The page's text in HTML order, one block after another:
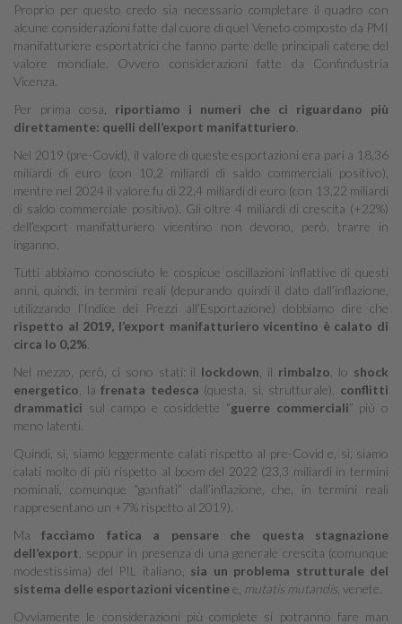
Proprio per questo credo sia necessario completare il quadro con
alcune considerazioni fatte dal cuore di quel Veneto composto da PMI
manifatturiere esportatrici che fanno parte delle principali catene del
valore mondiale. Ovvero considerazioni fatte da Confindustria
Vicenza.
Per prima cosa, riportiamo i numeri che ci riguardano più
direttamente: quelli dell’export manifatturiero
Nel 2019 (pre-Covid), il valore di queste esportazioni era pari a 18,36
miliardi di euro (con 10,2 miliardi di saldo commerciali positivo),
mentre nel 2024 il valore fu di 22,4 miliardi di euro (con 13,22 miliardi
di saldo commerciale positivo). Gli oltre 4 miliardi di crescita (+22%)
dell’export manifatturiero vicentino non devono, però, trarre in
inganno.
Tutti abbiamo conosciuto le cospicue oscillazioni inflattive di questi
anni, quindi, in termini reali (depurando quindi il dato dall’inflazione,
utilizzando l’Indice dei Prezzi all’Esportazione) dobbiamo dire che
rispetto al 2019, l’export manifatturiero vicentino è calato di
circa lo 0,2%
Nel mezzo, però, ci sono stati: il lockdown , il rimbalzo , lo shock
energetico , lafrenata tedesca (questa, sì, strutturale), conflitti
drammatici sul campo e cosiddette “guerre commerciali” più o
meno latenti.
Quindi, sì, siamo leggermente calati rispetto al pre-Covid e, sì, siamo
calati molto di più rispetto al boom del 2022 (23,3 miliardi in termini
nominali, comunque “gonfiati” dall’inflazione, che, in termini reali
rappresentano un +7% rispetto al 2019).
Mafacciamo fatica a pensare che questa stagnazione
dell’export , seppur in presenza di una generale crescita (comunque
modestissima) del PIL italiano, sia un problema strutturale del
sistema delle esportazioni vicentinee, mutatis mutandis , venete.
Ovviamente le considerazioni più complete si potranno fare man